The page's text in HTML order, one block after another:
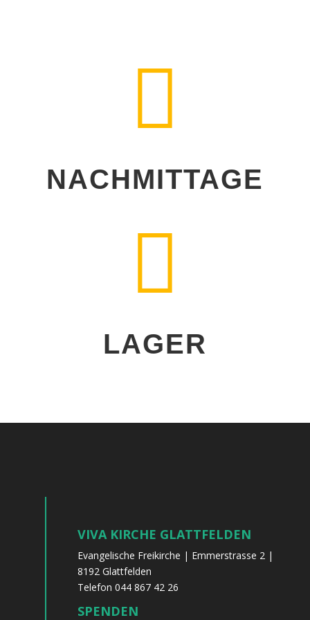

NACHMITTAGE

LAGER
VIVA KIRCHE GLATTFELDEN
Evangelische Freikirche | Emmerstrasse 2 |
8192 Glattfelden
Telefon 044 867 42 26
SPENDEN